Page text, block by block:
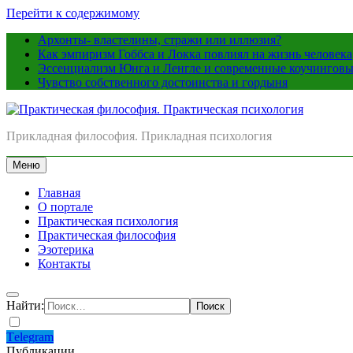
Перейти к содержимому
Архонты- властелины, стражи или иллюзия?
Как эмпиризм Гоббса и Локка повлиял на жизнь человека
Эссенциализм Юнга и Ленгле и современные
Чувство собственного достоинства и гордыня
Практическая философия. Практическая психология
Прикладная философия. Прикладная психология
Меню
Главная
О портале
Практическая психология
Практическая философия
Эзотерика
Контакты
Найти:
Тelegram